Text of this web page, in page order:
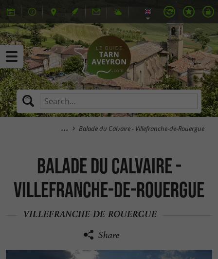
Balade du Calvaire - Villefranche-de-Rouergue
Balade du Calvaire -
Villefranche-de-Rouergue
VILLEFRANCHE-DE-ROUERGUE
Share